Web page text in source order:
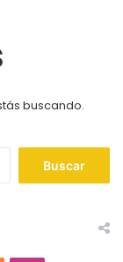
buscando.